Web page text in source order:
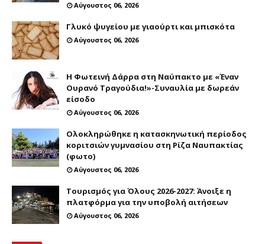
Αύγουστος 06, 2026
Γλυκό ψυγείου με γιαούρτι και μπισκότα
Αύγουστος 06, 2026
Η Φωτεινή Δάρρα στη Ναύπακτο με «Έναν
Ουρανό Τραγούδια!»-Συναυλία με δωρεάν
είσοδο
Αύγουστος 06, 2026
Ολοκληρώθηκε η κατασκηνωτική περίοδος
κοριτσιών γυμνασίου στη Ρίζα Ναυπακτίας
(φωτο)
Αύγουστος 06, 2026
Τουρισμός για Όλους 2026-2027: Άνοιξε η
πλατφόρμα για την υποβολή αιτήσεων
Αύγουστος 06, 2026